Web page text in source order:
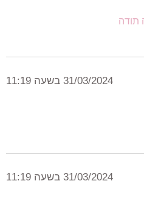
תודה
31/03/2024 בשעה 11:19
31/03/2024 בשעה 11:19